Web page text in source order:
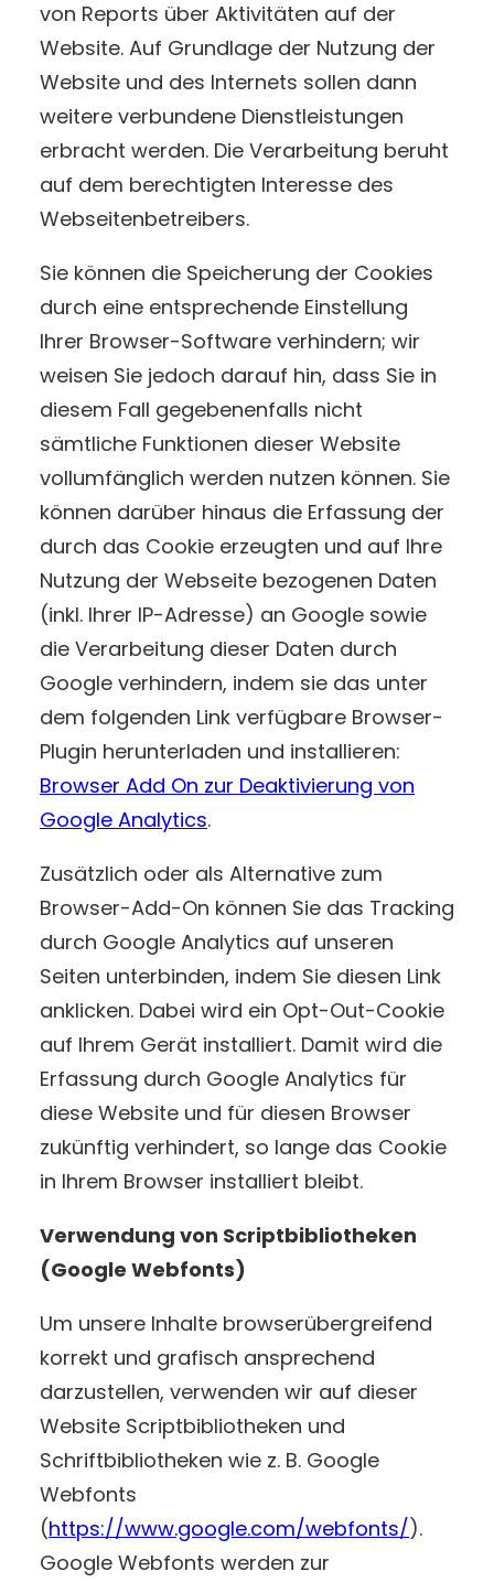
von Reports über Aktivitäten auf der
Website. Auf Grundlage der Nutzung der
Website und des Internets sollen dann
weitere verbundene Dienstleistungen
erbracht werden. Die Verarbeitung beruht
auf dem berechtigten Interesse des
Webseitenbetreibers.
Sie können die Speicherung der Cookies
durch eine entsprechende Einstellung
Ihrer Browser-Software verhindern; wir
weisen Sie jedoch darauf hin, dass Sie in
diesem Fall gegebenenfalls nicht
sämtliche Funktionen dieser Website
vollumfänglich werden nutzen können. Sie
können darüber hinaus die Erfassung der
durch das Cookie erzeugten und auf Ihre
Nutzung der Webseite bezogenen Daten
(inkl. Ihrer IP-Adresse) an Google sowie
die Verarbeitung dieser Daten durch
Google verhindern, indem sie das unter
dem folgenden Link verfügbare Browser-
Plugin herunterladen und installieren:
Browser Add On zur Deaktivierung von
Google Analytics.
Zusätzlich oder als Alternative zum
Browser-Add-On können Sie das Tracking
durch Google Analytics auf unseren
Seiten unterbinden, indem Sie diesen Link
anklicken. Dabei wird ein Opt-Out-Cookie
auf Ihrem Gerät installiert. Damit wird die
Erfassung durch Google Analytics für
diese Website und für diesen Browser
zukünftig verhindert, so lange das Cookie
in Ihrem Browser installiert bleibt.
Verwendung von Scriptbibliotheken
(Google Webfonts)
Um unsere Inhalte browserübergreifend
korrekt und grafisch ansprechend
darzustellen, verwenden wir auf dieser
Website Scriptbibliotheken und
Schriftbibliotheken wie z. B. Google
Webfonts
(https://www.google.com/webfonts/).
Google Webfonts werden zur